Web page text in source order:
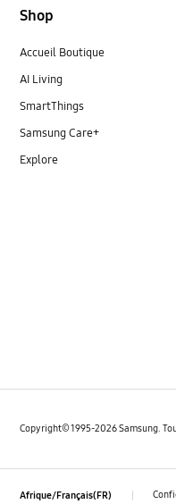
Shop
Accueil Boutique
AI Living
SmartThings
Samsung Care+
Explore
Copyright© 1995-2026 Samsung.
Afrique/Français(FR)